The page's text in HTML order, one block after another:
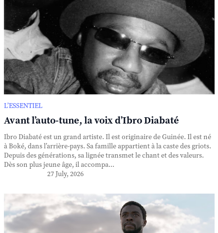
L’ESSENTIEL
Avant l’auto-tune, la voix d’Ibro Diabaté
Ibro Diabaté est un grand artiste. Il est originaire de Guinée. Il est né
à Boké, dans l’arrière-pays. Sa famille appartient à la caste des griots.
Depuis des générations, sa lignée transmet le chant et des valeurs.
Dès son plus jeune âge, il accompa...
27 July, 2026